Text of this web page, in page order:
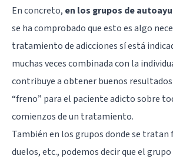
En concreto, en los grupos de
se ha comprobado que esto es algo
tratamiento deadiccionessí está
muchas veces combinada con la
contribuye a obtener buenos
“freno” para el paciente adicto sobre
comienzos de un tratamiento.
También en los grupos donde se tratan
duelos, etc., podemos decir que el grupo